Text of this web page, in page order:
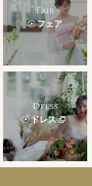
Fair
フェア
Dress
ドレス